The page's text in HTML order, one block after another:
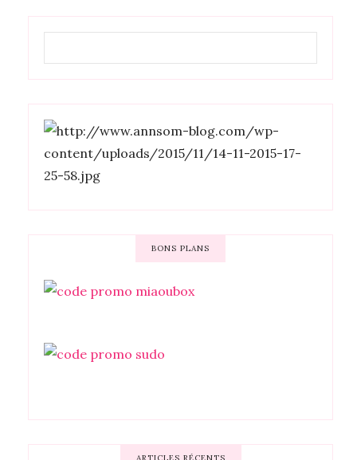
BONS PLANS
ARTICLES RÉCENTS